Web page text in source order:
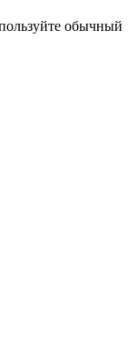
обычный